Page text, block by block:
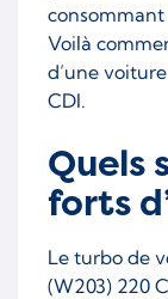
Voilà
d’une
CDI.
Quels
forts
Le turbo de
(W203) 220